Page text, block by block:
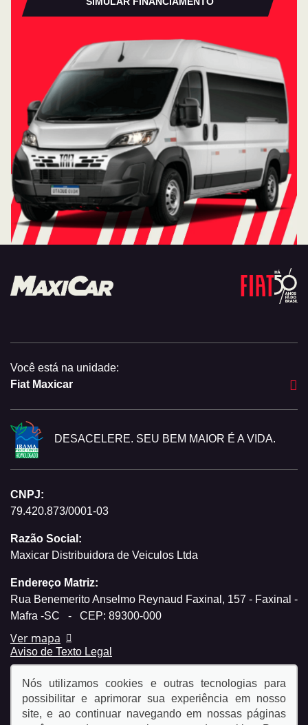
Você está na unidade:
Fiat Maxicar
DESACELERE. SEU BEM MAIOR É A VIDA.
CNPJ:
79.420.873/0001-03
Razão Social:
Maxicar Distribuidora de Veiculos Ltda
Endereço Matriz:
Rua Benemerito Anselmo Reynaud Faxinal, 157 - Faxinal -
Mafra -SC
- CEP: 89300-000
Ver mapa
Aviso de Texto Legal
Nós utilizamos cookies e outras tecnologias para
possibilitar e aprimorar sua experiência em nosso
site, e ao continuar navegando em nossas páginas